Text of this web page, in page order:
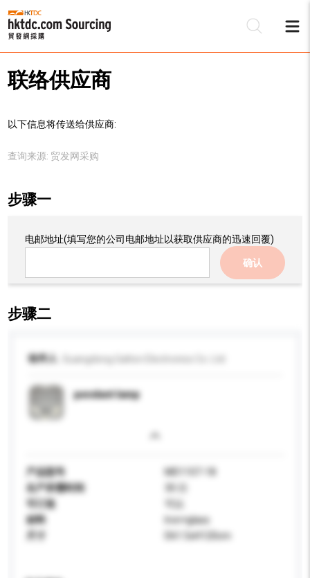
联络供应商
以下信息将传送给供应商:
查询来源: 贸发网采购
步骤一
电邮地址(填写您的公司电邮地址以获取供应商的迅速回覆)
确认
步骤二
收件人
pendant lamp
产品型号
MD1107-18
生产所需时间
30 日
可订造
可以
材料
Iron+glass
D61.5xH120cm